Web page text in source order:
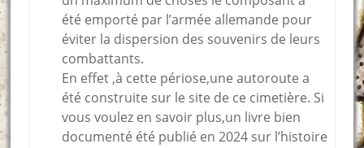
été emporté par l’armée allemande pour
éviter la dispersion des souvenirs de leurs
combattants.
En effet ,à cette périose,une autoroute a
été construite sur le site de ce cimetière. Si
vous voulez en savoir plus,un livre bien
documenté été publié en 2024 sur l’histoire